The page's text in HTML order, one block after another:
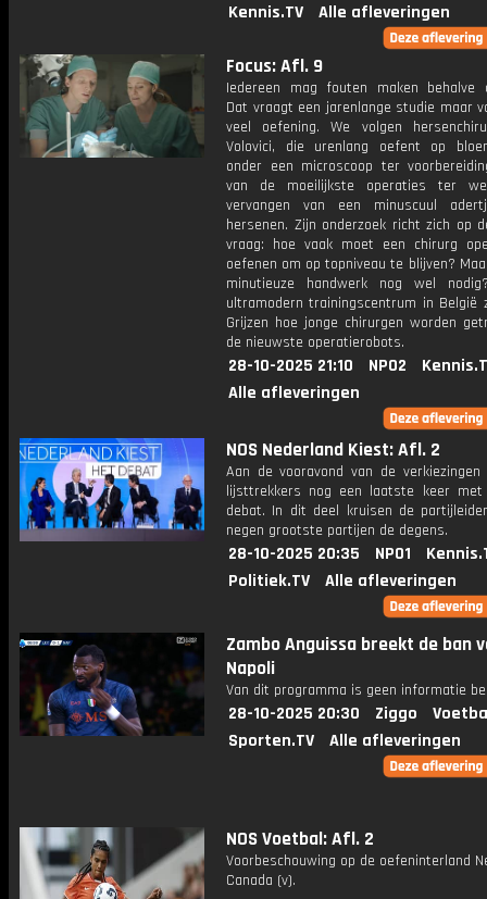
Kennis.TV
Alle afleveringen
Focus: Afl. 9
Iedereen mag fouten maken behalve
Dat vraagt een jarenlange studie maar
veel oefening. We volgen
Volovici, die urenlang oefent op
onder een microscoop ter
van de moeilijkste operaties ter
vervangen van een minuscuul
hersenen. Zijn onderzoek richt zich op
vraag: hoe vaak moet een chirurg
oefenen om op topniveau te blijven?
minutieuze handwerk nog wel
ultramodern trainingscentrum in België
Grijzen hoe jonge chirurgen worden
de nieuwste operatierobots.
28-10-2025 21:10 NPO2
Alle afleveringen
NOS Nederland Kiest: Afl. 2
Aan de vooravond van de verkiezingen
lijsttrekkers nog een laatste keer
debat. In dit deel kruisen de
negen grootste partijen de degens.
28-10-2025 20:35 NPO1
Politiek.TV
Alle afleveringen
Zambo Anguissa breekt de ban
Napoli
Van dit programma is geen informatie
28-10-2025 20:30 Ziggo
Sporten.TV
Alle afleveringen
NOS Voetbal: Afl. 2
Voorbeschouwing op de oefeninterland
Canada (v).